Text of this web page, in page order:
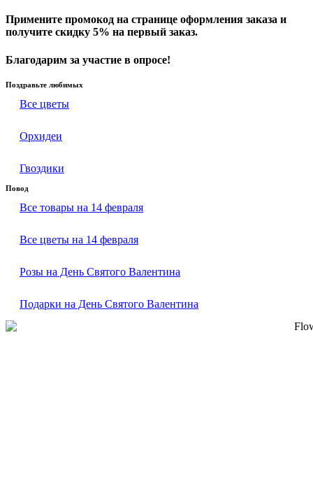
Примените промокод на странице оформления заказа и
получите скидку 5% на первый заказ.
Благодарим за участие в опросе!
Поздравьте любимых
Все цветы
Орхидеи
Гвоздики
Повод
Все товары на 14 февраля
Все цветы на 14 февраля
Розы на День Святого Валентина
Подарки на День Святого Валентина